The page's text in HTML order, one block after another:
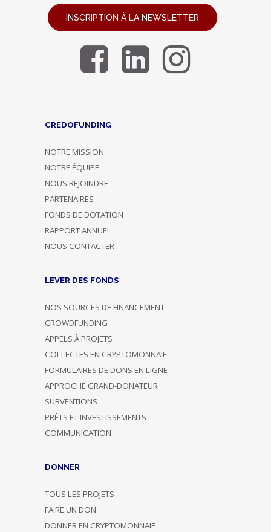
INSCRIPTION À LA NEWSLETTER
CREDOFUNDING
NOTRE MISSION
NOTRE ÉQUIPE
NOUS REJOINDRE
PARTENAIRES
FONDS DE DOTATION
RAPPORT ANNUEL
NOUS CONTACTER
LEVER DES FONDS
NOS SOURCES DE FINANCEMENT
CROWDFUNDING
APPELS À PROJETS
COLLECTES EN CRYPTOMONNAIE
FORMULAIRES DE DONS EN LIGNE
APPROCHE GRAND-DONATEUR
SUBVENTIONS
PRÊTS ET INVESTISSEMENTS
COMMUNICATION
DONNER
TOUS LES PROJETS
FAIRE UN DON
DONNER EN CRYPTOMONNAIE